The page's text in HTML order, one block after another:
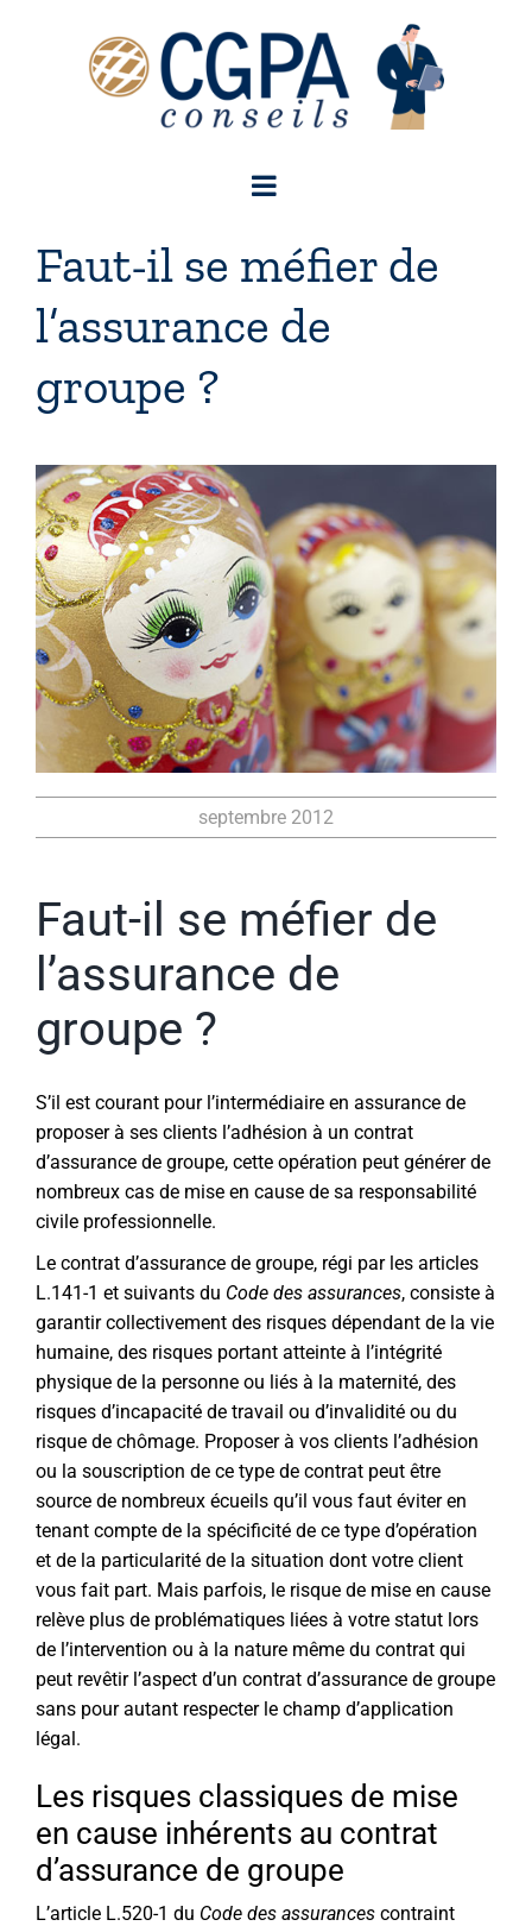
Faut-il se méfier de
l’assurance de
groupe ?
Voir
l'image
agrandie
septembre 2012
Faut-il se méfier de
l’assurance de
groupe ?
S’il est courant pour l’intermédiaire en assurance de
proposer à ses clients l’adhésion à un contrat
d’assurance de groupe, cette opération peut générer de
nombreux cas de mise en cause de sa responsabilité
civile professionnelle.
Le contrat d’assurance de groupe, régi par les articles
L.141-1 et suivants du Code des assurances, consiste à
garantir collectivement des risques dépendant de la vie
humaine, des risques portant atteinte à l’intégrité
physique de la personne ou liés à la maternité, des
risques d’incapacité de travail ou d’invalidité ou du
risque de chômage. Proposer à vos clients l’adhésion
ou la souscription de ce type de contrat peut être
source de nombreux écueils qu’il vous faut éviter en
tenant compte de la spécificité de ce type d’opération
et de la particularité de la situation dont votre client
vous fait part. Mais parfois, le risque de mise en cause
relève plus de problématiques liées à votre statut lors
de l’intervention ou à la nature même du contrat qui
peut revêtir l’aspect d’un contrat d’assurance de groupe
sans pour autant respecter le champ d’application
légal.
Les risques classiques de mise
en cause inhérents au contrat
d’assurance de groupe
L’article L.520-1 du Code des assurances contraint